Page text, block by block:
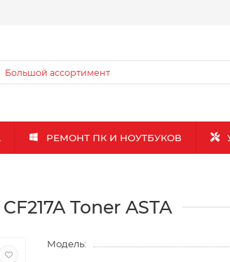
РЕМОНТ ПК И НОУТБУКОВ
Toner ASTA
Модель: